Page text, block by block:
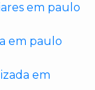
em paulo
em paulo
em